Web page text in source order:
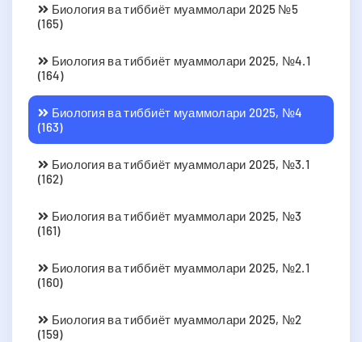
Биология ва тиббиёт муаммолари 2025 №5
(165)
Биология ва тиббиёт муаммолари 2025, №4.1
(164)
Биология ва тиббиёт муаммолари 2025, №4
(163)
Биология ва тиббиёт муаммолари 2025, №3.1
(162)
Биология ва тиббиёт муаммолари 2025, №3
(161)
Биология ва тиббиёт муаммолари 2025, №2.1
(160)
Биология ва тиббиёт муаммолари 2025, №2
(159)